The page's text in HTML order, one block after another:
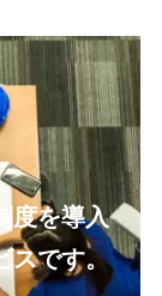
度を導入
スです。